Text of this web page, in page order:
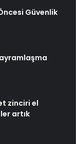
Güvenlik
zinciri el
artık